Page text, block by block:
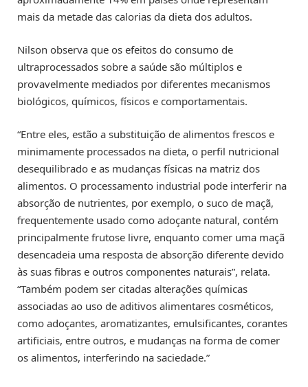
mais da metade das calorias da dieta dos adultos.
Nilson observa que os efeitos do consumo de
ultraprocessados sobre a saúde são múltiplos e
provavelmente mediados por diferentes mecanismos
biológicos, químicos, físicos e comportamentais.
“Entre eles, estão a substituição de alimentos frescos e
minimamente processados na dieta, o perfil nutricional
desequilibrado e as mudanças físicas na matriz dos
alimentos. O processamento industrial pode interferir na
absorção de nutrientes, por exemplo, o suco de maçã,
frequentemente usado como adoçante natural, contém
principalmente frutose livre, enquanto comer uma maçã
desencadeia uma resposta de absorção diferente devido
às suas fibras e outros componentes naturais”, relata.
“Também podem ser citadas alterações químicas
associadas ao uso de aditivos alimentares cosméticos,
como adoçantes, aromatizantes, emulsificantes, corantes
artificiais, entre outros, e mudanças na forma de comer
os alimentos, interferindo na saciedade.”